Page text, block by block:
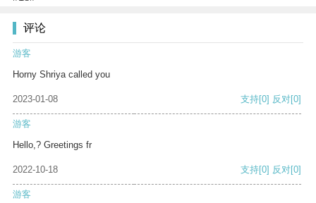
评论
游客
Horny Shriya called you
2023-01-08 支持[0] 反对[0]
游客
Hello,? Greetings fr
2022-10-18 支持[0] 反对[0]
游客